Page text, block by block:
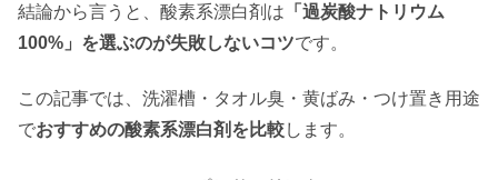
結論から言うと、酸素系漂白剤は 「過炭酸ナトリウム
100%」を選ぶのが失敗しないコツです。
この記事では、洗濯槽・タオル臭・黄ばみ・つけ置き用途
でおすすめの酸素系漂白剤を比較します。